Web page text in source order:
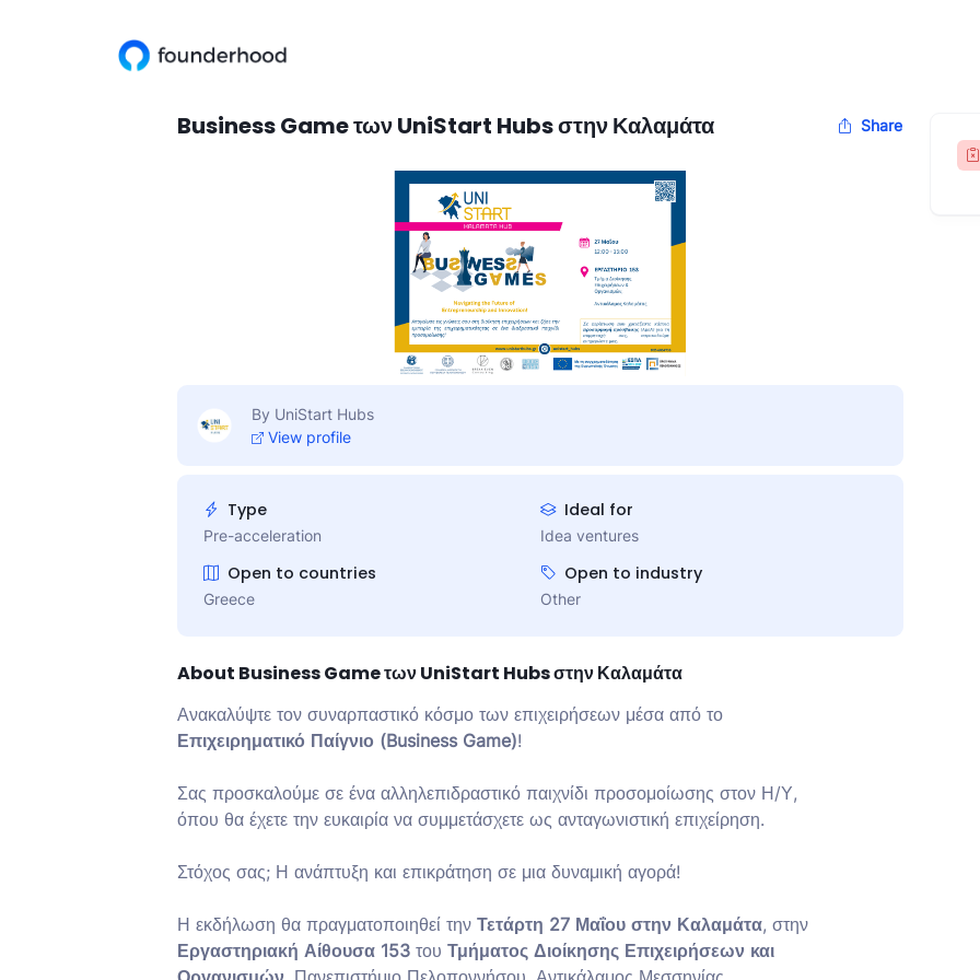
Business Game των UniStart Hubs στην Καλαμάτα Share
By UniStart Hubs
View profile
Type
Pre-acceleration
Ideal for
Idea ventures
Open to countries
Greece
Open to industry
Other
About Business Game των UniStart Hubs στην Καλαμάτα
Ανακαλύψτε τον συναρπαστικό κόσμο των επιχειρήσεων μέσα από το
Επιχειρηματικό Παίγνιο (Business Game)!
Σας προσκαλούμε σε ένα αλληλεπιδραστικό παιχνίδι προσομοίωσης στον Η/Υ,
όπου θα έχετε την ευκαιρία να συμμετάσχετε ως ανταγωνιστική επιχείρηση.
Στόχος σας; Η ανάπτυξη και επικράτηση σε μια δυναμική αγορά!
Η εκδήλωση θα πραγματοποιηθεί την Τετάρτη 27 Μαΐου στην Καλαμάτα, στην
Εργαστηριακή Αίθουσα 153 του Τμήματος Διοίκησης Επιχειρήσεων και